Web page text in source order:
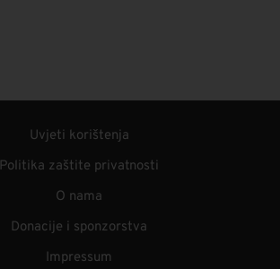
Uvjeti korištenja
Politika zaštite privatnosti
O nama
Donacije i sponzorstva
Impressum